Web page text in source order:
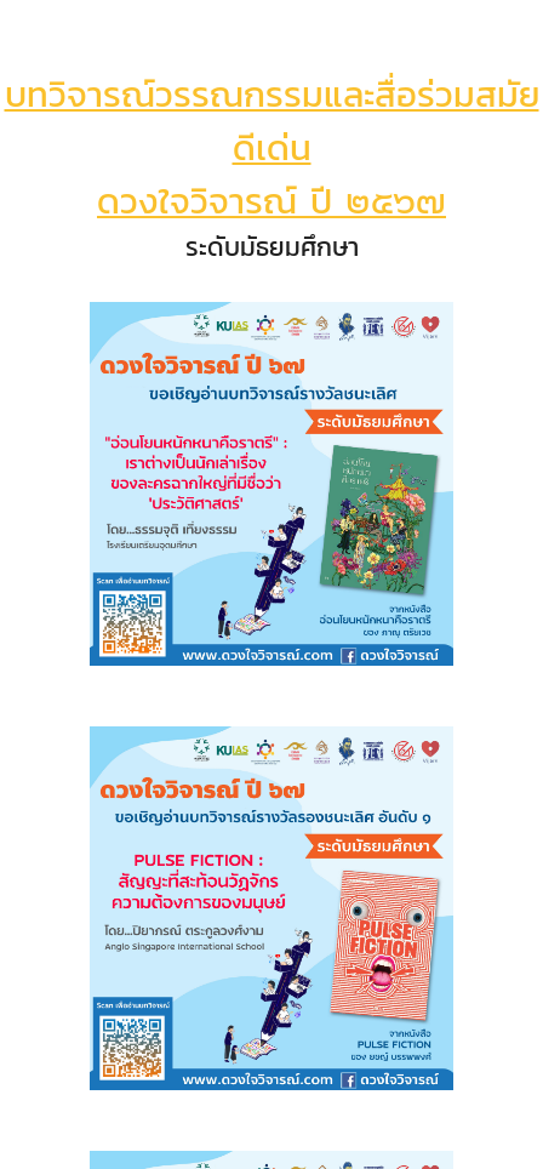
บทวิจารณ์วรรณกรรมและสื่อร่วมสมัย
ดีเด่น
ดวงใจวิจารณ์ ปี ๒๕๖๗
ระดับมัธยมศึกษา